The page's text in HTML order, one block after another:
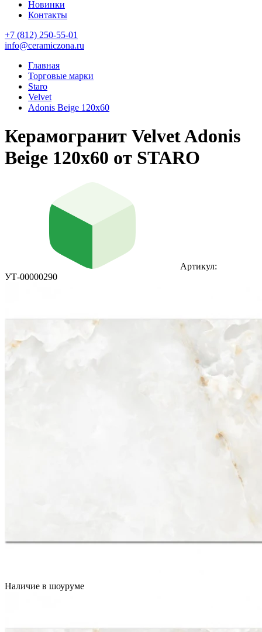
Новинки
Контакты
+7 (812) 250-55-01
info@ceramiczona.ru
Главная
Торговые марки
Staro
Velvet
Adonis Beige 120x60
Керамогранит Velvet Adonis
Beige 120x60 от STARO
Артикул:
УТ-00000290
Наличие в шоуруме